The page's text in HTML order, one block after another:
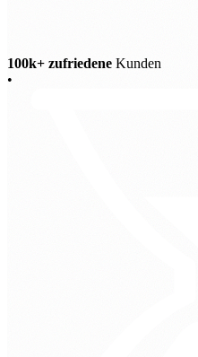
100k+ zufriedene Kunden
•